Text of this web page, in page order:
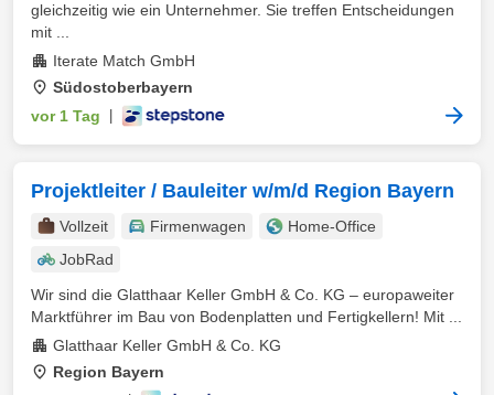
gleichzeitig wie ein Unternehmer. Sie treffen Entscheidungen
mit ...
Iterate Match GmbH
Südostoberbayern
vor 1 Tag
Projektleiter / Bauleiter w/m/d Region Bayern
Vollzeit Firmenwagen
Home-Office
JobRad
Wir sind die Glatthaar Keller GmbH & Co. KG – europaweiter
Marktführer im Bau von Bodenplatten und Fertigkellern! Mit ...
Glatthaar Keller GmbH & Co. KG
Region Bayern